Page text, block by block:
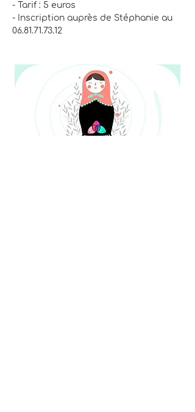
- Tarif : 5 euros
- Inscription auprès de Stéphanie au
06.81.71.73.12